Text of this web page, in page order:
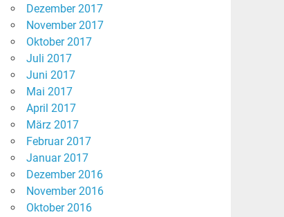
Dezember 2017
November 2017
Oktober 2017
Juli 2017
Juni 2017
Mai 2017
April 2017
März 2017
Februar 2017
Januar 2017
Dezember 2016
November 2016
Oktober 2016